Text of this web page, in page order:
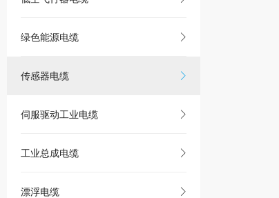
绿色能源电缆
传感器电缆
伺服驱动工业电缆
工业总成电缆
漂浮电缆